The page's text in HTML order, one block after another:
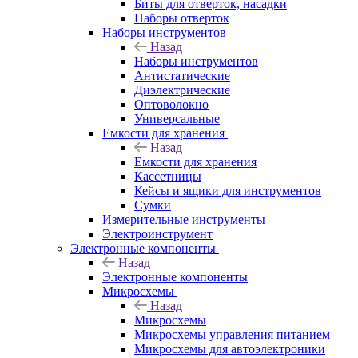
Биты для отверток, насадки
Наборы отверток
Наборы инструментов
Назад
Наборы инструментов
Антистатические
Диэлектрические
Оптоволокно
Универсальные
Емкости для хранения
Назад
Емкости для хранения
Кассетницы
Кейсы и ящики для инструментов
Сумки
Измерительные инструменты
Электроинструмент
Электронные компоненты
Назад
Электронные компоненты
Микросхемы
Назад
Микросхемы
Микросхемы управления питанием
Микросхемы для автоэлектроники